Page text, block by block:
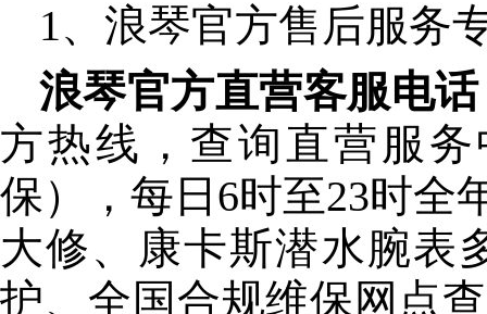
1、浪琴官方售后服务
浪琴官方直营客服电话
方热线，查询直营服
保），每日6时至23时全
大修、康卡斯潜水腕表
护、全国合规维保网点